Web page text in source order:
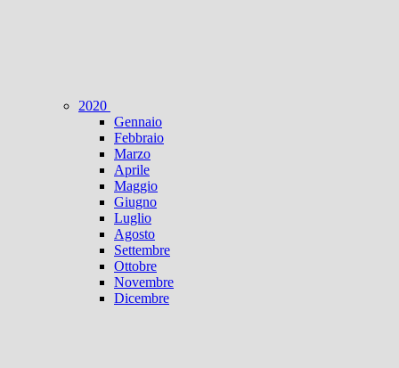
2020
Gennaio
Febbraio
Marzo
Aprile
Maggio
Giugno
Luglio
Agosto
Settembre
Ottobre
Novembre
Dicembre